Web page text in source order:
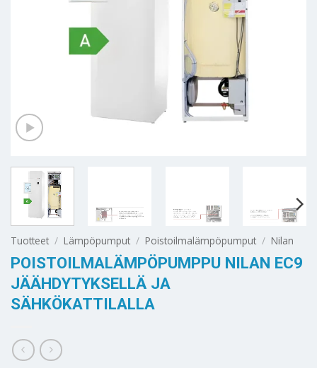
Tuotteet / Lämpöpumput / Poistoilmalämpöpumput / Nilan
POISTOILMALÄMPÖPUMPPU NILAN EC9
JÄÄHDYTYKSELLÄ JA
SÄHKÖKATTILALLA